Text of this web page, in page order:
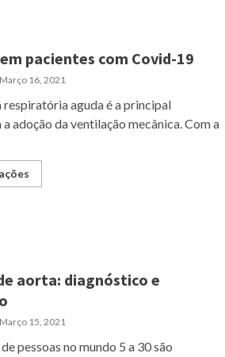
pacientes com Covid-19
Março 16, 2021
aguda é a principal
adoção da ventilação mecânica. Com a
aorta: diagnóstico e
Março 15, 2021
pessoas no mundo 5 a 30 são